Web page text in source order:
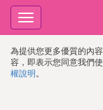
為提供您更多優質的內
容，即表示您同意我們
權說明 。
Toggle
navigation